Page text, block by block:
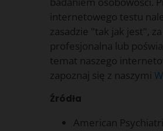
internetowego testu
zasadzie "tak jak jest",
profesjonalna lub
temat naszego
zapoznaj się z naszymi
Źródła
American